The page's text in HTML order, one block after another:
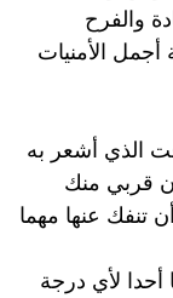
والفرح
أجمل الأمنيات
الذي أشعر به
قربي منك
تنفك عنها مهما
لأي درجة